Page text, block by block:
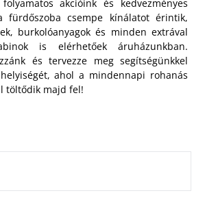
akcióink és kedvezményes
fürdőszoba csempe kínálatot érintik,
burkolóanyagok és minden extrával
is elérhetőek áruházunkban.
és tervezze meg segítségünkkel
ahol a mindennapi rohanás
töltődik majd fel!